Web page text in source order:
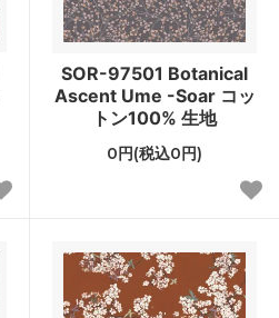
SOR-97501 Botanical
Ascent Ume -Soar コッ
トン100% 生地
0円(税込0円)